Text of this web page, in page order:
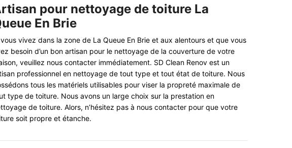
pour nettoyage de toiture La
En Brie
vous vivez dans la zone de La Queue En Brie et aux alentours et que vous
besoin d’un bon artisan pour le nettoyage de la couverture de votre
veuillez nous contacter immédiatement. SD Clean Renov est un
professionnel en nettoyage de tout type et tout état de toiture. Nous
tous les matériels utilisables pour viser la propreté maximale de
type de toiture. Nous avons un large choix sur la prestation en
de toiture. Alors, n’hésitez pas à nous contacter pour que votre
soit propre et étanche.